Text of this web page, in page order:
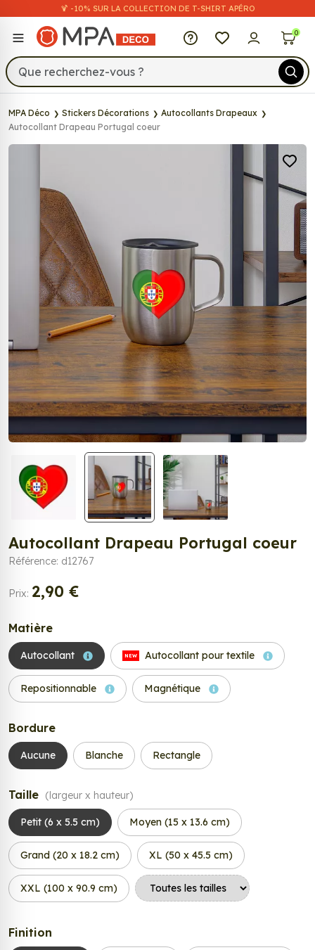
🍹 -10% SUR LA COLLECTION DE T-SHIRT APÉRO
MPA Déco 0
MPA Déco Stickers Décorations
Autocollants Drapeaux
Autocollant Drapeau Portugal coeur
Autocollant Drapeau Portugal coeur
Référence: d12767
Prix: 2,90 €
Matière
Autocollant NEW Autocollant pour textile
Repositionnable Magnétique
Bordure
Aucune Blanche Rectangle
Taille (largeur x hauteur)
Petit (6 x 5.5 cm) Moyen (15 x 13.6 cm)
Grand (20 x 18.2 cm) XL (50 x 45.5 cm)
XXL (100 x 90.9 cm)
Finition